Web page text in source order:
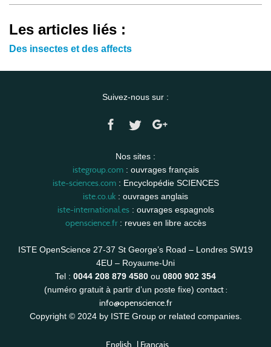
Les articles liés :
Des insectes et des affects
Suivez-nous sur :
Nos sites :
istegroup.com: ouvrages français
iste-sciences.com: Encyclopédie SCIENCES
iste.co.uk : ouvrages anglais
iste-international.es: ouvrages espagnols
openscience.fr: revues en libre accès
ISTE OpenScience 27-37 St George’s Road – Londres SW19
4EU – Royaume-Uni
Tel : 0044 208 879 4580 ou 0800 902 354
(numéro gratuit à partir d’un poste fixe) contact :
info@openscience.fr
Copyright © 2024 by ISTE Group or related companies.
English | Français